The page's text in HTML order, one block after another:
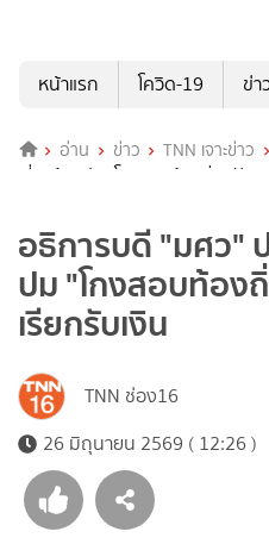
หน้าแรก
โควิด-19 ข่า
อ่าน ข่าว TNN เจาะข่าว
เกี่ยวข้องปม "โกงสอบท้องถิ่น" ปัดคลิ
อธิการบดี "มศว"
ปม "โกงสอบท้อง
เรียกรับเงิน
TNN ช่อง16
26 มิถุนายน 2569 ( 12:26 )